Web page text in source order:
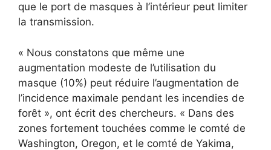
que le port de masques à l’intérieur peut limiter
la transmission.
« Nous constatons que même une
augmentation modeste de l’utilisation du
masque (10%) peut réduire l’augmentation de
l’incidence maximale pendant les incendies de
forêt », ont écrit des chercheurs. « Dans des
zones fortement touchées comme le comté de
Washington, Oregon, et le comté de Yakima,